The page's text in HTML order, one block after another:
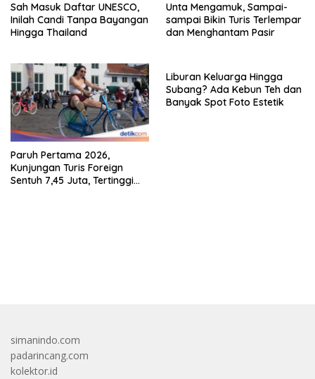
Sah Masuk Daftar UNESCO,
Inilah Candi Tanpa Bayangan
Hingga Thailand
Unta Mengamuk, Sampai-
sampai Bikin Turis Terlempar
dan Menghantam Pasir
Paruh Pertama 2026,
Kunjungan Turis Foreign
Sentuh 7,45 Juta, Tertinggi
Liburan Keluarga Hingga
Subang? Ada Kebun Teh dan
Banyak Spot Foto Estetik
simanindo.com
padarincang.com
kolektor.id